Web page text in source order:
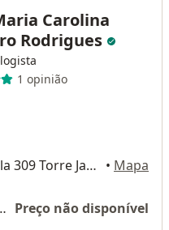
Carolina
Rodrigues
1 opinião
Rua Clóvis Soares 200 Sala 309 Torre Japão, Atibaia • Mapa
Preço não disponível